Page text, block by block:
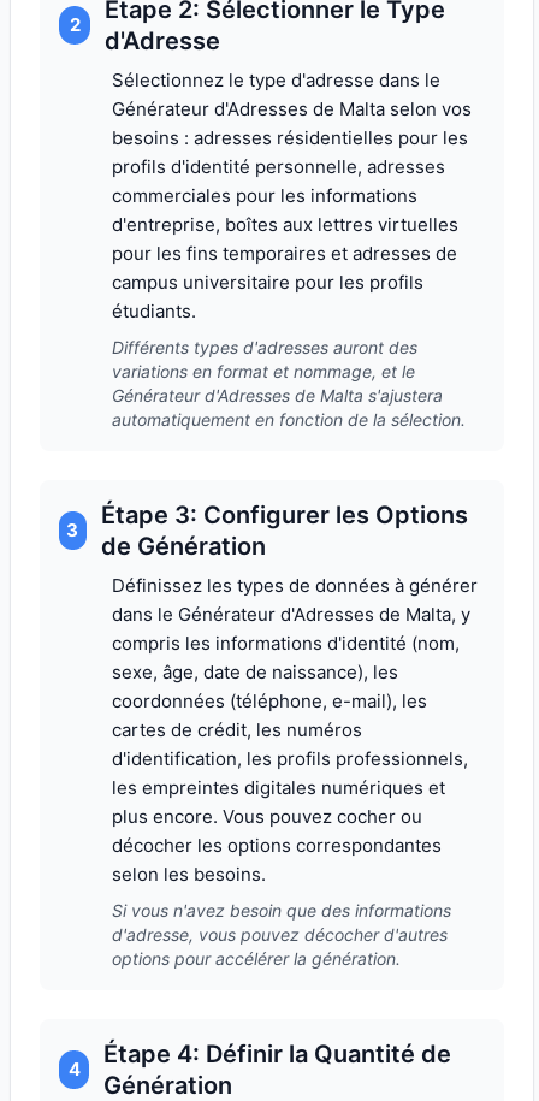
2
Étape 2: Sélectionner le Type
d'Adresse
Sélectionnez le type d'adresse dans le
Générateur d'Adresses de Malta selon vos
besoins : adresses résidentielles pour les
profils d'identité personnelle, adresses
commerciales pour les informations
d'entreprise, boîtes aux lettres virtuelles
pour les fins temporaires et adresses de
campus universitaire pour les profils
étudiants.
Différents types d'adresses auront des
variations en format et nommage, et le
Générateur d'Adresses de Malta s'ajustera
automatiquement en fonction de la sélection.
3
Étape 3: Configurer les Options
de Génération
Définissez les types de données à générer
dans le Générateur d'Adresses de Malta, y
compris les informations d'identité (nom,
sexe, âge, date de naissance), les
coordonnées (téléphone, e-mail), les
cartes de crédit, les numéros
d'identification, les profils professionnels,
les empreintes digitales numériques et
plus encore. Vous pouvez cocher ou
décocher les options correspondantes
selon les besoins.
Si vous n'avez besoin que des informations
d'adresse, vous pouvez décocher d'autres
options pour accélérer la génération.
4
Étape 4: Définir la Quantité de
Génération